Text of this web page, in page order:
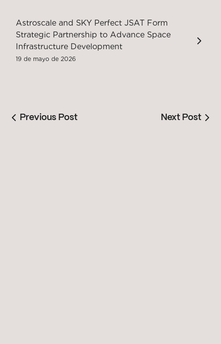
Astroscale and SKY Perfect JSAT Form
Strategic Partnership to Advance Space
Infrastructure Development
19 de mayo de 2026
Previous Post Next Post